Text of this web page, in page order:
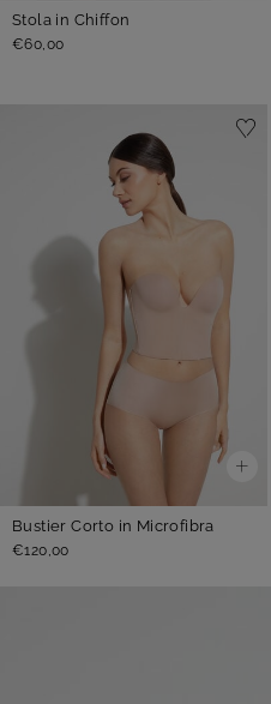
Stola in Chiffon
€60,00
Bustier Corto in Microfibra
€120,00